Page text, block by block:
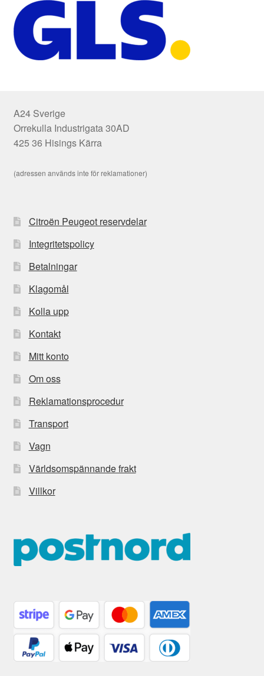
A24 Sverige
Orrekulla Industrigata 30AD
425 36 Hisings Kärra
(adressen används inte för reklamationer)
Citroën Peugeot reservdelar
Integritetspolicy
Betalningar
Klagomål
Kolla upp
Kontakt
Mitt konto
Om oss
Reklamationsprocedur
Transport
Vagn
Världsomspännande frakt
Villkor